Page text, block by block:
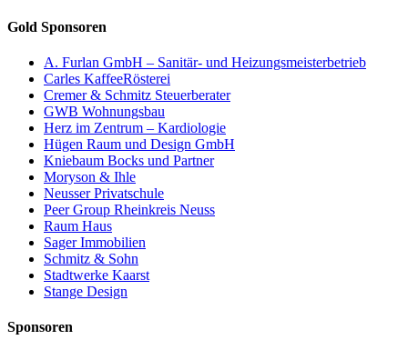
Gold Sponsoren
A. Furlan GmbH – Sanitär- und Heizungsmeisterbetrieb
Carles KaffeeRösterei
Cremer & Schmitz Steuerberater
GWB Wohnungsbau
Herz im Zentrum – Kardiologie
Hügen Raum und Design GmbH
Kniebaum Bocks und Partner
Moryson & Ihle
Neusser Privatschule
Peer Group Rheinkreis Neuss
Raum Haus
Sager Immobilien
Schmitz & Sohn
Stadtwerke Kaarst
Stange Design
Sponsoren